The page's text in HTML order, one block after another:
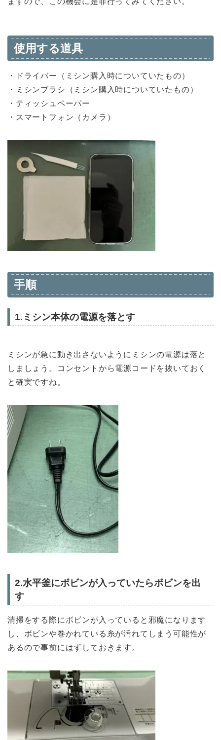
使用する道具
・ドライバー（ミシン購入時についていたもの）
・ミシンブラシ（ミシン購入時についていたもの）
・ティッシュペーパー
・スマートフォン（カメラ）
手順
1.ミシン本体の電源を落とす
ミシンが急に動き出さないようにミシンの電源は落と
しましょう。コンセントから電源コードを抜いておく
と確実ですね。
2.水平釜にボビンが入っていたらボビンを出
す
清掃をする際にボビンが入っていると邪魔になります
し、ボビンや巻かれている糸が汚れてしまう可能性が
あるので事前にはずしておきます。